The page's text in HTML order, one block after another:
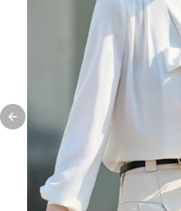
Previous slide